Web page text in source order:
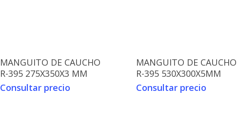
MANGUITO DE CAUCHO
R-395 275X350X3 MM
Consultar precio
MANGUITO DE CAUCHO
R-395 530X300X5MM
Consultar precio